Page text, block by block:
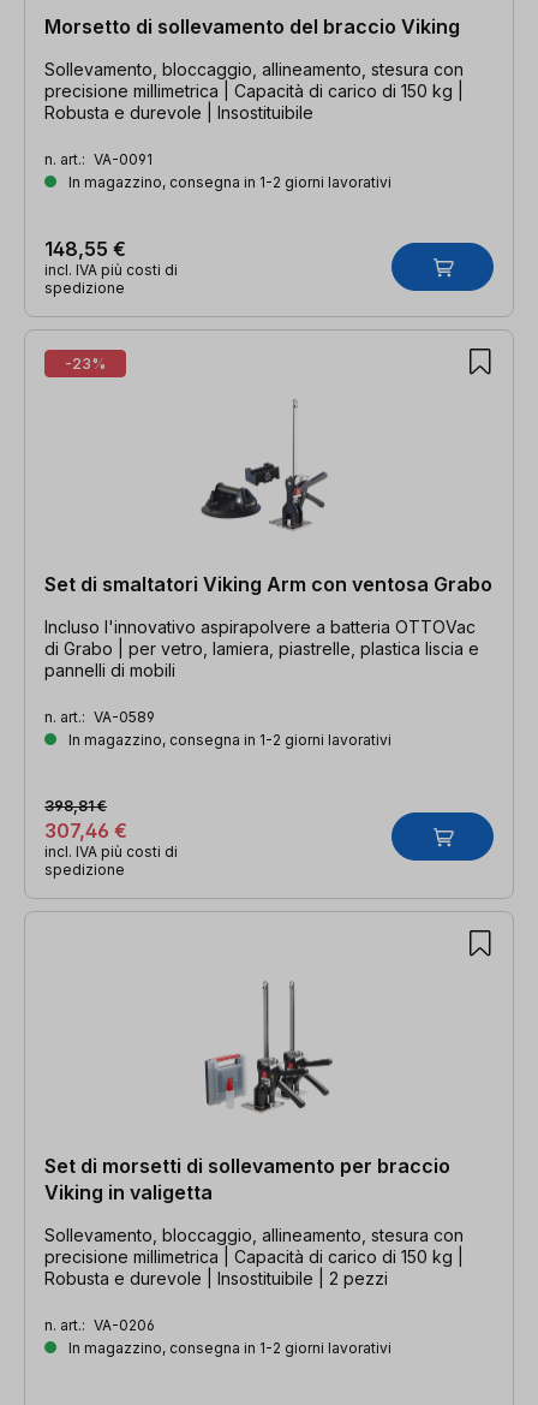
Morsetto di sollevamento del braccio Viking
Sollevamento, bloccaggio, allineamento, stesura con
precisione millimetrica | Capacità di carico di 150 kg |
Robusta e durevole | Insostituibile
n. art.: VA-0091
In magazzino, consegna in 1-2 giorni lavorativi
148,55 €
incl. IVA più costi di
spedizione
-23%
Set di smaltatori Viking Arm con ventosa Grabo
Incluso l'innovativo aspirapolvere a batteria OTTOVac
di Grabo | per vetro, lamiera, piastrelle, plastica liscia e
pannelli di mobili
n. art.: VA-0589
In magazzino, consegna in 1-2 giorni lavorativi
307,46 €
398,81 €
incl. IVA più costi di
spedizione
Set di morsetti di sollevamento per braccio
Viking in valigetta
Sollevamento, bloccaggio, allineamento, stesura con
precisione millimetrica | Capacità di carico di 150 kg |
Robusta e durevole | Insostituibile | 2 pezzi
n. art.: VA-0206
In magazzino, consegna in 1-2 giorni lavorativi